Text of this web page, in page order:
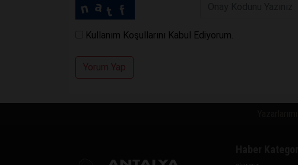
Kullanım Koşullarını Kabul Ediyorum.
Yorum Yap